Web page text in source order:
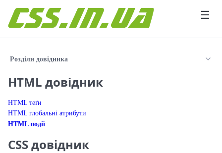
☰
Розділи довідника
HTML довідник
HTML теґи
HTML глобальні атрибути
HTML події
CSS довідник